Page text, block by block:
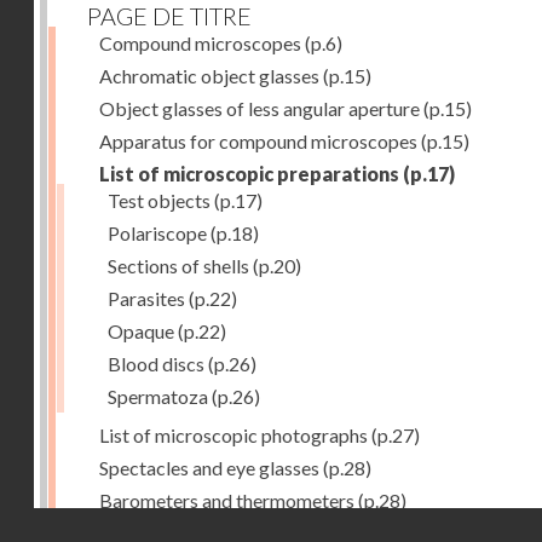
PAGE DE TITRE
Compound microscopes (p.6)
Achromatic object glasses (p.15)
Object glasses of less angular aperture(p.15)
Apparatus for compound microscopes (p.15)
List of microscopic preparations (p.17)
Test objects (p.17)
Polariscope(p.18)
Sections of shells (p.20)
Parasites (p.22)
Opaque(p.22)
Blood discs (p.26)
Spermatoza(p.26)
List of microscopic photographs (p.27)
Spectacles and eye glasses (p.28)
Barometers and thermometers (p.28)